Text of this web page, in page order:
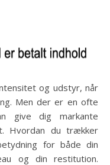
Men der er en ofte
give dig markante
Hvordan du trækker
for både din
og din restitution.